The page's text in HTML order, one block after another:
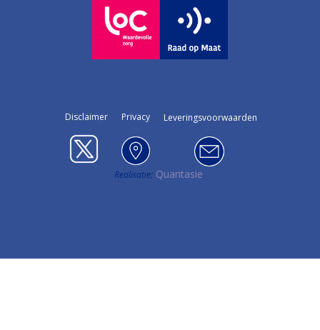
Disclaimer Privacy Leveringsvoorwaarden
Realis​atie: Quantasie